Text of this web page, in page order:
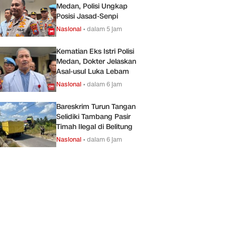
Medan, Polisi Ungkap
Posisi Jasad-Senpi
Nasional •dalam 5 jam
Kematian Eks Istri Polisi
Medan, Dokter Jelaskan
Asal-usul Luka Lebam
Nasional •dalam 6 jam
Bareskrim Turun Tangan
Selidiki Tambang Pasir
Timah Ilegal di Belitung
Nasional •dalam 6 jam